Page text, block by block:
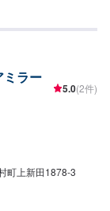
お写真や詳細などを
土曜日9:00～
ラー
5.0(2件)
町上新田1878-3